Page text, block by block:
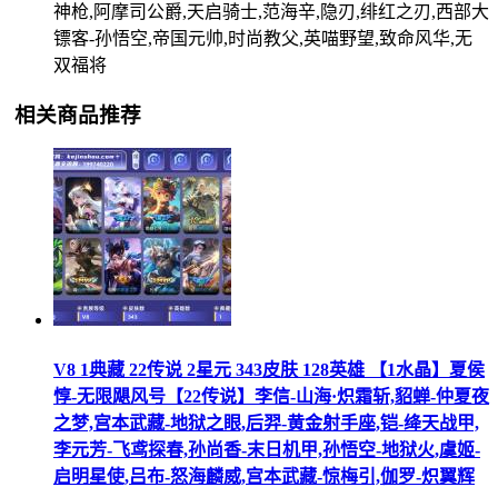
神枪,阿摩司公爵,天启骑士,范海辛,隐刃,绯红之刃,西部大
镖客-孙悟空,帝国元帅,时尚教父,英喵野望,致命风华,无
双福将
相关商品推荐
V8 1典藏 22传说 2星元 343皮肤 128英雄 【1水晶】夏侯
惇-无限飓风号【22传说】李信-山海·炽霜斩,貂蝉-仲夏夜
之梦,宫本武藏-地狱之眼,后羿-黄金射手座,铠-绛天战甲,
李元芳-飞鸢探春,孙尚香-末日机甲,孙悟空-地狱火,虞姬-
启明星使,吕布-怒海麟威,宫本武藏-惊梅引,伽罗-炽翼辉